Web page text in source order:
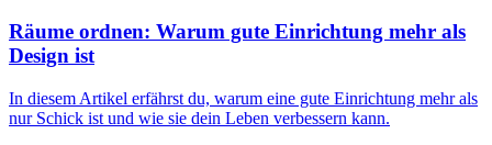
Räume ordnen: Warum gute Einrichtung mehr als
Design ist
In diesem Artikel erfährst du, warum eine gute Einrichtung mehr als
nur Schick ist und wie sie dein Leben verbessern kann.